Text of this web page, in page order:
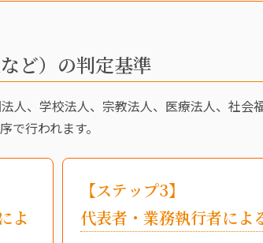
ど）の判定基準
人、学校法人、宗教法人、医療法人、社会
行われます。
よ
【ステップ3】
代表者・業務執行者によ